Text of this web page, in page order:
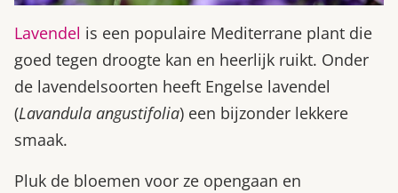
Lavendel is een populaire Mediterrane plant die
goed tegen droogte kan en heerlijk ruikt. Onder
de lavendelsoorten heeft Engelse lavendel
(Lavandula angustifolia) een bijzonder lekkere
smaak.
Pluk de bloemen voor ze opengaan en